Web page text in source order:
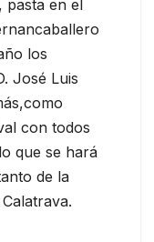
pasta en el
los
José Luis
con todos
que se hará
de la